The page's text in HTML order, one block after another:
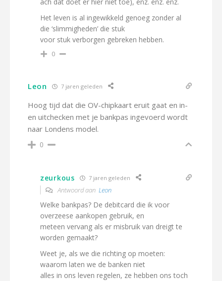
Het leven is al ingewikkeld genoeg zonder al
die ‘slimmigheden’ die stuk
voor stuk verborgen gebreken hebben.
0
Leon 7 jaren geleden
Hoog tijd dat die OV-chipkaart eruit gaat en in-
en uitchecken met je bankpas ingevoerd wordt
naar Londens model.
0
zeurkous 7 jaren geleden
Antwoord aan Leon
Welke bankpas? De debitcard die ik voor
overzeese aankopen gebruik, en
meteen vervang als er misbruik van dreigt te
worden gemaakt?
Weet je, als we die richting op moeten:
waarom laten we de banken niet
alles in ons leven regelen, ze hebben ons toch